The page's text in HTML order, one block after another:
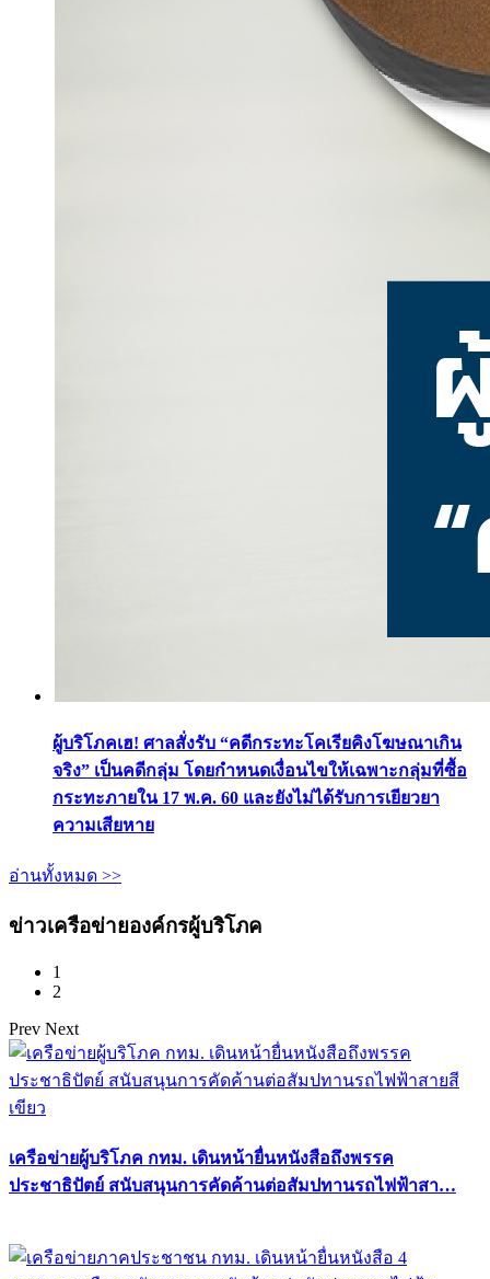
ผู้บริโภคเฮ! ศาลสั่งรับ “คดีกระทะโคเรียคิงโฆษณาเกิน
จริง” เป็นคดีกลุ่ม โดยกำหนดเงื่อนไขให้เฉพาะกลุ่มที่ซื้อ
กระทะภายใน 17 พ.ค. 60 และยังไม่ได้รับการเยียวยา
ความเสียหาย
อ่านทั้งหมด >>
ข่าวเครือข่ายองค์กรผู้บริโภค
1
2
Prev Next
เครือข่ายผู้บริโภค กทม. เดินหน้ายื่นหนังสือถึงพรรค
ประชาธิปัตย์ สนับสนุนการคัดค้านต่อสัมปทานรถไฟฟ้าสา…